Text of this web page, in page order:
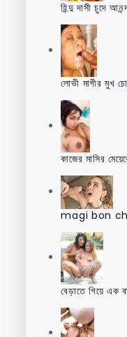
হিন্দু দাসী চুদে
লোভী মাগীর মুখ
কাজের মাসির
magi bon
বেড়াতে গিয়ে এক